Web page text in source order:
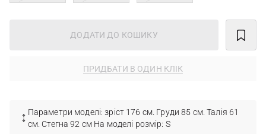
ДОДАТИ ДО КОШИКУ
ПРИДБАТИ В ОДИН КЛІК
Параметри моделі: зріст 176 см. Груди 85 см. Талія 61
см. Стегна 92 см На моделі розмір: S